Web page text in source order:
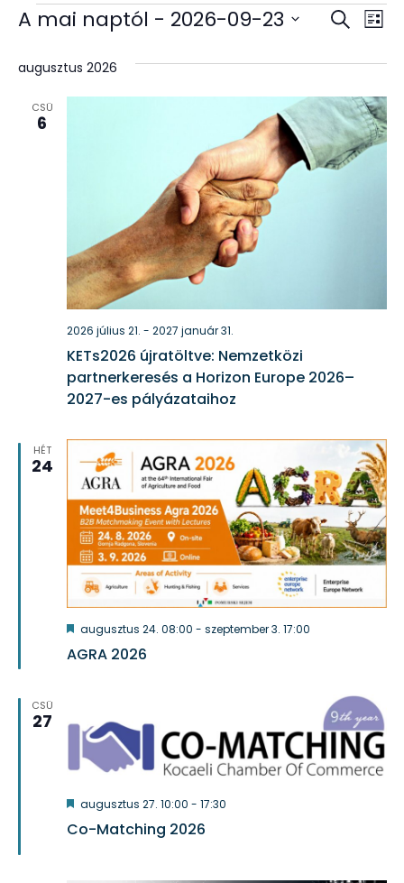
és
nézet
Keresett
Lista
A mai naptól - 2026-09-23
augusztus 2026
CSÜ
6
KETs2026 újratöltve: Nemzetközi
partnerkeresés a Horizon Europe 2026–
2027-es pályázataihoz
2026 július 21. - 2027 január 31.
HÉT
24
AGRA 2026
Kiemelt
augusztus 24. 08:00 - szeptember 3. 17:00
CSÜ
27
Co-Matching 2026
Kiemelt
augusztus 27. 10:00 - 17:30